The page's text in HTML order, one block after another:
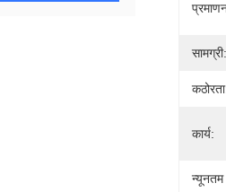
सामग्री:
कार्य:
न्यूनतम